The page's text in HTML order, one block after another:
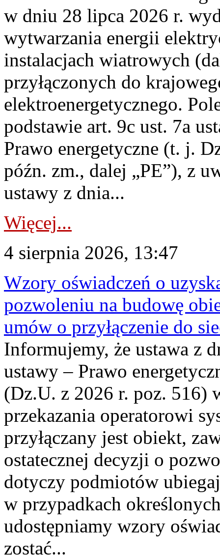
w dniu 28 lipca 2026 r.
wytwarzania energii
instalacjach wiatrowych
przyłączonych do
elektroenergetycznego.
podstawie art. 9c ust. 7a
Prawo energetyczne (t. j.
późn. zm., dalej „PE”), z
ustawy z dnia...
Więcej...
4 sierpnia 2026, 13:47
Wzory oświadczeń o
pozwoleniu na budowę
umów o przyłączenie do
Informujemy, że ustawa z
ustawy – Prawo
(Dz.U. z 2026 r. poz. 516)
przekazania operatorowi
przyłączany jest obiekt,
ostatecznej decyzji o
dotyczy podmiotów
w przypadkach
udostępniamy wzory
zostać...